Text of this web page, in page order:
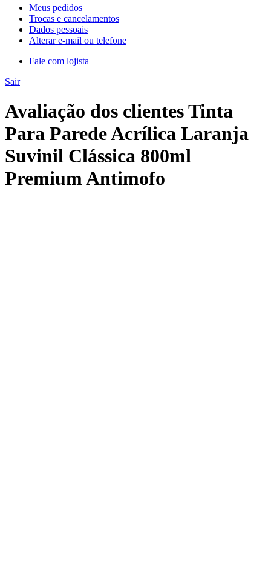
Meus pedidos
Trocas e cancelamentos
Dados pessoais
Alterar e-mail ou telefone
Fale com lojista
Sair
Avaliação dos clientes Tinta
Para Parede Acrílica Laranja
Suvinil Clássica 800ml
Premium Antimofo